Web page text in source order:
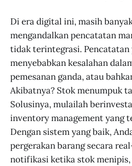
Di era digital ini, masih
mengandalkan pencatatan
tidak terintegrasi. Pencatatan
menyebabkan kesalahan
pemesanan ganda, atau
Akibatnya? Stok menumpuk
Solusinya, mulailah
inventory management yang
Dengan sistem yang baik,
pergerakan barang secara
notifikasi ketika stok menipis,